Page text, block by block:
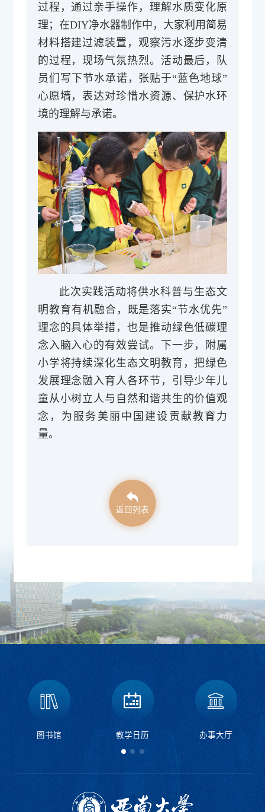
过程，通过亲手操作，理解水质变化原
理；在DIY净水器制作中，大家利用简易
材料搭建过滤装置，观察污水逐步变清
的过程，现场气氛热烈。活动最后，队
员们写下节水承诺，张贴于“蓝色地球”
心愿墙，表达对珍惜水资源、保护水环
境的理解与承诺。
此次实践活动将供水科普与生态文
明教育有机融合，既是落实“节水优先”
理念的具体举措，也是推动绿色低碳理
念入脑入心的有效尝试。下一步，附属
小学将持续深化生态文明教育，把绿色
发展理念融入育人各环节，引导少年儿
童从小树立人与自然和谐共生的价值观
念，为服务美丽中国建设贡献教育力
量。
返回列表
图书馆 教学日历 办事大厅